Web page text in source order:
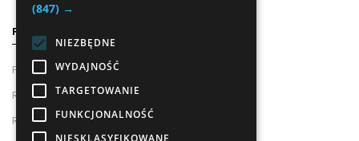
POMOC
Pouczenie o Prawie Odstąpienia Od Umowy
Regulamin newslettera
Regulamin Sklepu
(847) →
NIEZBĘDNE
WYDAJNOŚĆ
TARGETOWANIE
FUNKCJONALNOŚĆ
NIESKLASYFIKOWANE